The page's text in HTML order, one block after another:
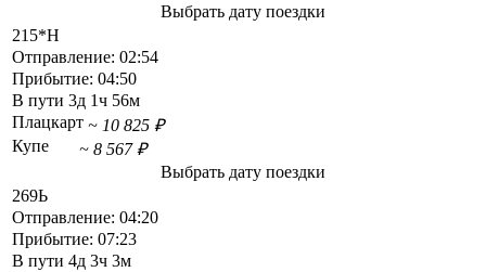
Выбрать дату поездки
215*Н
Отправление: 02:54
Прибытие: 04:50
В пути 3д 1ч 56м
Плацкарт ~ 10 825 ₽
Купе
~ 8 567 ₽
Выбрать дату поездки
269Ь
Отправление: 04:20
Прибытие: 07:23
В пути 4д 3ч 3м